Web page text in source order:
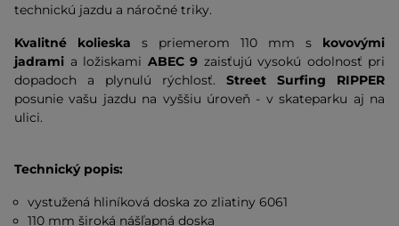
technickú jazdu a náročné triky.
Kvalitné kolieska s priemerom 110 mm s kovovými
jadrami a ložiskami ABEC 9 zaisťujú vysokú odolnosť pri
dopadoch a plynulú rýchlosť. Street Surfing RIPPER
posunie vašu jazdu na vyššiu úroveň - v skateparku aj na
ulici.
Technický popis:
vystužená hliníková doska zo zliatiny 6061
110 mm široká nášľapná doska